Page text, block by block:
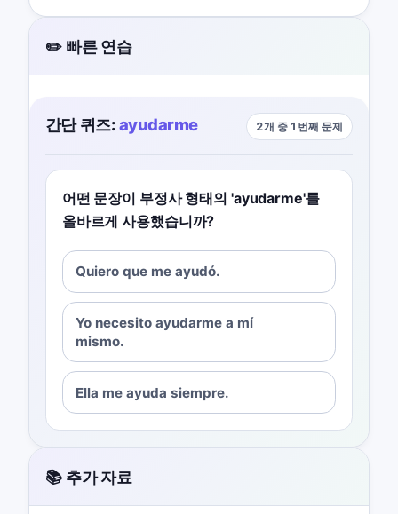
✏️ 빠른 연습
간단 퀴즈:ayudarme 2개 중 1번째 문제
어떤 문장이 부정사 형태의 'ayudarme'를
올바르게 사용했습니까?
Quiero que me ayudó.
Yo necesito ayudarme a mí
mismo.
Ella me ayuda siempre.
📚 추가 자료